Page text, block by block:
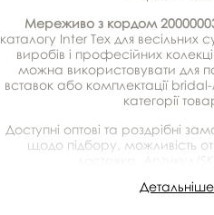
Мереживо з кордом
каталогу Inter Tex для весільних
виробів і професійних
можна використовувати для
вставок або комплектації
категорії
Доступні оптові та роздрібні
щодо підбору, можливість
Мереживо з кордом
Детальніше